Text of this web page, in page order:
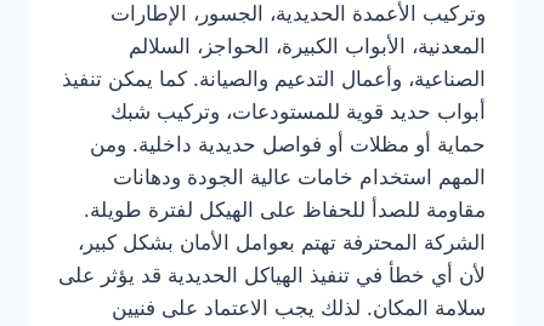
وتركيب الأعمدة الحديدية، الجسور، الإطارات
المعدنية، الأبواب الكبيرة، الحواجز، السلالم
الصناعية، وأعمال التدعيم والصيانة. كما يمكن تنفيذ
أبواب حديد قوية للمستودعات، وتركيب شبك
حماية أو مظلات أو فواصل حديدية داخلية. ومن
المهم استخدام خامات عالية الجودة ودهانات
مقاومة للصدأ للحفاظ على الهيكل لفترة طويلة.
الشركة المحترفة تهتم بعوامل الأمان بشكل كبير،
لأن أي خطأ في تنفيذ الهياكل الحديدية قد يؤثر على
سلامة المكان. لذلك يجب الاعتماد على فنيين